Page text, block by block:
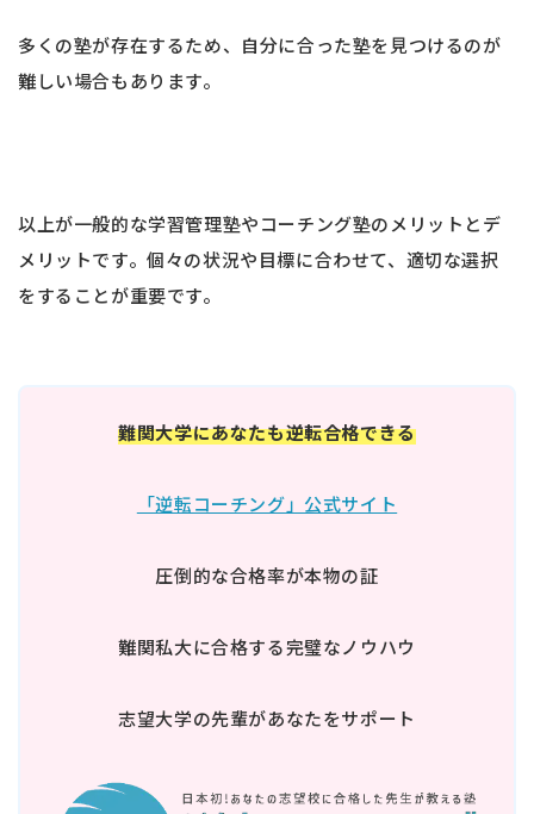
多くの塾が存在するため、自分に合った塾を見つけるのが
難しい場合もあります。
以上が一般的な学習管理塾やコーチング塾のメリットとデ
メリットです。個々の状況や目標に合わせて、適切な選択
をすることが重要です。
難関大学にあなたも逆転合格できる
「逆転コーチング」公式サイト
圧倒的な合格率が本物の証
難関私大に合格する完璧なノウハウ
志望大学の先輩があなたをサポート